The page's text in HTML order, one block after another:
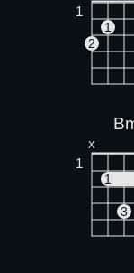
1
1
2
X
1
1
3